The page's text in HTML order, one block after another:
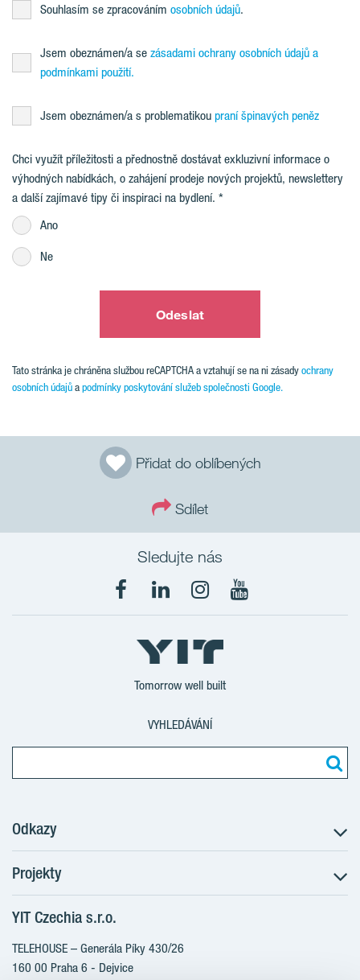
Přidat do oblíbených
Sdílet
Souhlasím se zpracováním osobních údajů.
Jsem obeznámen/a se zásadami ochrany osobních údajů a
podmínkami použití.
Jsem obeznámen/a s problematikou praní špinavých peněz
Chci využít příležitosti a přednostně dostávat exkluzivní informace o
výhodných nabídkách, o zahájení prodeje nových projektů, newslettery
a další zajímavé tipy či inspiraci na bydlení.
Ano
Ne
Odeslat
Tato stránka je chráněna službou reCAPTCHA a vztahují se na ni zásadyochrany
osobních údajůapodmínky poskytování služeb společnosti Google.
Sledujte nás
Tomorrow well built
VYHLEDÁVÁNÍ
Odkazy
Postup koupě
Klientské změny
Aktuality
Blog
Kariéra
Projekty
RANTA Barrandov III
RANTA Barrandov IV
TOIVO Roztyly II
YIT Czechia s.r.o.
TELEHOUSE – Generála Píky 430/26
160 00 Praha 6 - Dejvice